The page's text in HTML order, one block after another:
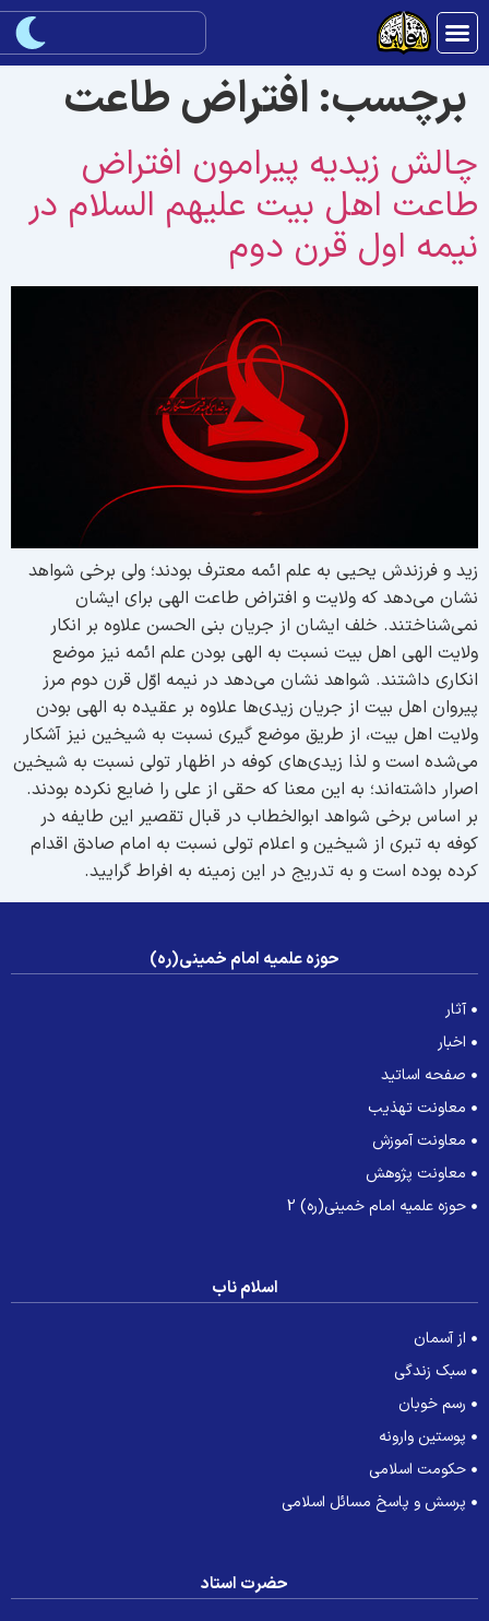
برچسب:افتراض طاعت
زيديه پيرامون افتراض
اهل بيت علیهم السلام در
اول قرن دوم
و فرزندش یحیی به علم ائمه معترف بودند؛ ولی برخی شواهد
می‌‌دهد که ولایت و افتراض طاعت الهی برای ایشان
خلف ایشان از جریان بنی الحسن علاوه بر انکار
الهی اهل بیت نسبت به الهی بودن علم ائمه نیز موضع
داشتند. شواهد نشان می‌‌دهد در نیمه اوّل قرن دوم مرز
اهل بیت از جریان زیدی‌ها علاوه بر عقیده به الهی بودن
اهل بیت، از طریق موضع گیری نسبت به شیخین نیز آشکار
است و لذا زیدی‌های کوفه در اظهار تولی نسبت به شیخین
داشته‌اند؛ به این معنا که حقی از علی را ضایع نکرده بودند.
اساس برخی شواهد ابوالخطاب در قبال تقصیر این طایفه در
به تبری از شیخین و اعلام تولی نسبت به امام صادق اقدام
بوده است و به تدریج در این زمینه به افراط گرایید.
حوزه علمیه امام خمینی(ره)
آثار
اخبار
صفحه اساتید
معاونت تهذیب
معاونت آموزش
معاونت پژوهش
حوزه علمیه امام خمینی(ره) 2
اسلام ناب
از آسمان
سبک زندگی
رسم خوبان
پوستین وارونه
حکومت اسلامی
پرسش و پاسخ مسائل اسلامی
حضرت استاد